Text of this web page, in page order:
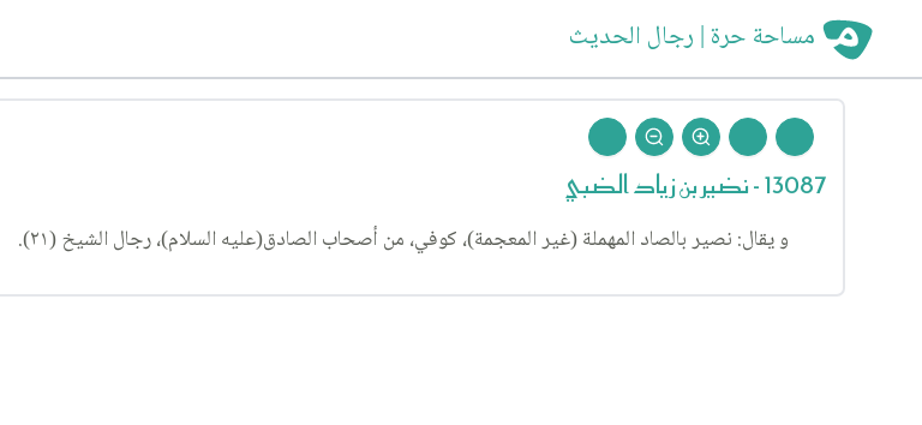
مساحة حرة | رجال الحديث
13087 - نضير بن زياد الضبي
و يقال: نصير بالصاد المهملة (غير المعجمة)، كوفي، من أصحاب الصادق(عليه السلام)، رجال الشيخ (٢١).